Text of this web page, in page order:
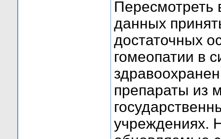
Пересмотреть
данных
достаточных
гомеопатии в
препараты из
учреждениях.